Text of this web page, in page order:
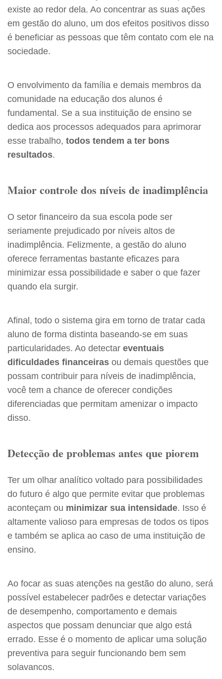
existe ao redor dela. Ao concentrar as suas ações
em gestão do aluno, um dos efeitos positivos disso
é beneficiar as pessoas que têm contato com ele na
sociedade.
O envolvimento da família e demais membros da
comunidade na educação dos alunos é
fundamental. Se a sua instituição de ensino se
dedica aos processos adequados para aprimorar
esse trabalho, todos tendem a ter bons
resultados.
Maior controle dos níveis de inadimplência
O setor financeiro da sua escola pode ser
seriamente prejudicado por níveis altos de
inadimplência. Felizmente, a gestão do aluno
oferece ferramentas bastante eficazes para
minimizar essa possibilidade e saber o que fazer
quando ela surgir.
Afinal, todo o sistema gira em torno de tratar cada
aluno de forma distinta baseando-se em suas
particularidades. Ao detectar eventuais
dificuldades financeiras ou demais questões que
possam contribuir para níveis de inadimplência,
você tem a chance de oferecer condições
diferenciadas que permitam amenizar o impacto
disso.
Detecção de problemas antes que piorem
Ter um olhar analítico voltado para possibilidades
do futuro é algo que permite evitar que problemas
aconteçam ou minimizar sua intensidade. Isso é
altamente valioso para empresas de todos os tipos
e também se aplica ao caso de uma instituição de
ensino.
Ao focar as suas atenções na gestão do aluno, será
possível estabelecer padrões e detectar variações
de desempenho, comportamento e demais
aspectos que possam denunciar que algo está
errado. Esse é o momento de aplicar uma solução
preventiva para seguir funcionando bem sem
solavancos.